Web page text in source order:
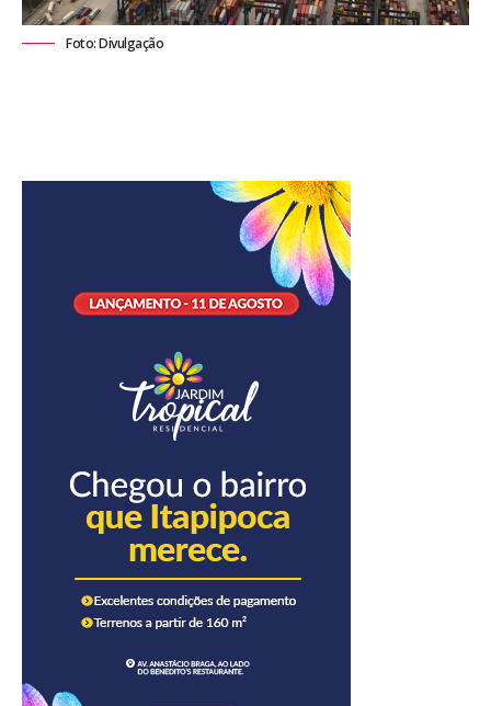
Foto: Divulgação